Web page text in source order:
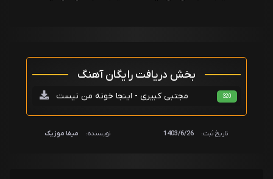
بخش دریافت رایگان آهنگ
مجتبی کبیری - اینجا خونه من نیست 320
تاریخ ثبت: 1403/6/26 نویسنده: میفا موزیک